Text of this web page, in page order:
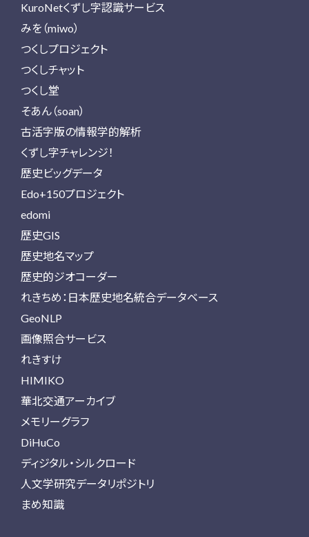
KuroNetくずし字認識サービス
みを（miwo）
つくしプロジェクト
つくしチャット
つくし堂
そあん（soan）
古活字版の情報学的解析
くずし字チャレンジ！
歴史ビッグデータ
Edo+150プロジェクト
edomi
歴史GIS
歴史地名マップ
歴史的ジオコーダー
れきちめ：日本歴史地名統合データベース
GeoNLP
画像照合サービス
れきすけ
HIMIKO
華北交通アーカイブ
メモリーグラフ
DiHuCo
ディジタル・シルクロード
人文学研究データリポジトリ
まめ知識